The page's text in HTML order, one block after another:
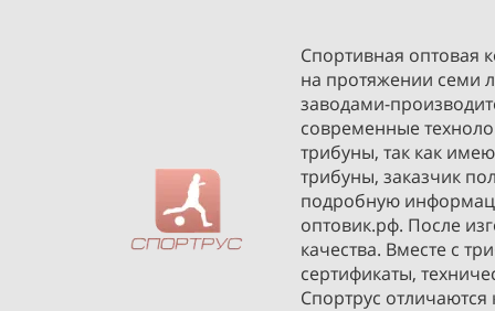
Спортивная оптовая
на протяжении семи
заводами-
современные
трибуны, так как
трибуны, заказчик
подробную
оптовик.рф. После
качества. Вместе с
сертификаты,
Спортрус